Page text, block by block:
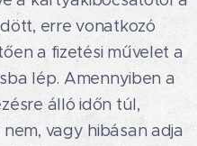
erre vonatkozó
a fizetési művelet a
lép. Amennyiben a
álló időn túl,
vagy hibásan adja